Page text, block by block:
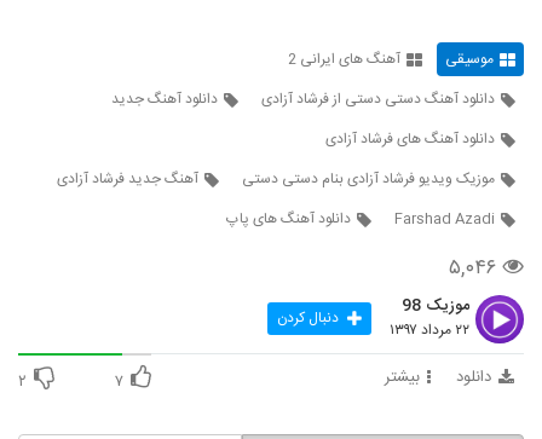
موسیقی
آهنگ های ایرانی 2
دانلود آهنگ دستی دستی از فرشاد آزادی
دانلود آهنگ جدید
دانلود آهنگ های فرشاد آزادی
موزیک ویدیو فرشاد آزادی بنام دستی دستی
آهنگ جدید فرشاد آزادی
Farshad Azadi
دانلود آهنگ های پاپ
۵,۰۴۶
موزیک 98
۲۲ مرداد ۱۳۹۷ دنبال کردن
دانلود بیشتر ۷ ۲